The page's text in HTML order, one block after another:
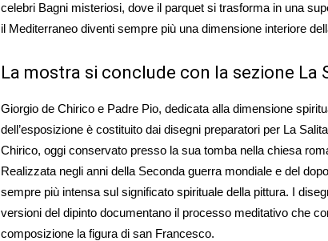
celebri Bagni misteriosi, dove il parquet si trasforma in una
il Mediterraneo diventi sempre più una dimensione interiore
La mostra si conclude con la sezione La
Giorgio de Chirico e Padre Pio, dedicata alla dimensione
dell’esposizione è costituito dai disegni preparatori per La
Chirico, oggi conservato presso la sua tomba nella chiesa
Realizzata negli anni della Seconda guerra mondiale e del
sempre più intensa sul significato spirituale della pittura. I
versioni del dipinto documentano il processo meditativo che
composizione la figura di san Francesco.